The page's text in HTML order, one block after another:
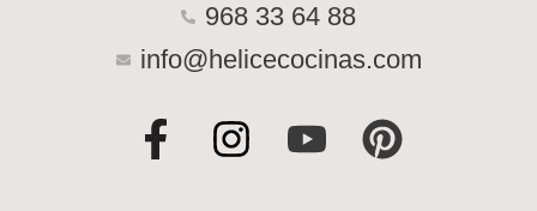
968 33 64 88
info@helicecocinas.com
F
a
I
n
Y
o
P
i